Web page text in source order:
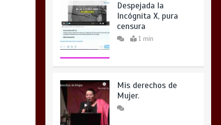
Despejada la
Incógnita X, pura
censura
1 min
Mis derechos de
Mujer.